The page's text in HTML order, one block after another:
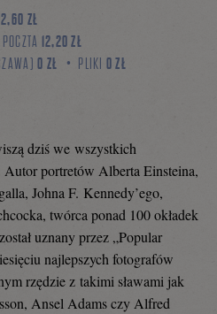
ZŁ
POCZTA 12,20 ZŁ
0 ZŁ PLIKI 0 ZŁ
dziś we wszystkich
portretów Alberta Einsteina,
Johna F. Kennedy’ego,
twórca ponad 100 okładek
uznany przez „Popular
najlepszych fotografów
rzędzie z takimi sławami jak
Ansel Adams czy Alfred